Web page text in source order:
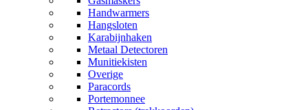
Handwarmers
Hangsloten
Karabijnhaken
Metaal Detectoren
Munitiekisten
Overige
Paracords
Portemonnee